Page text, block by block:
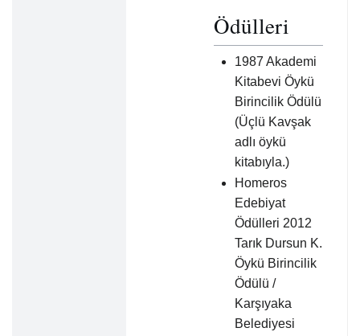
Ödülleri
1987 Akademi
Kitabevi Öykü
Birincilik Ödülü
(Üçlü Kavşak
adlı öykü
kitabıyla.)
Homeros
Edebiyat
Ödülleri 2012
Tarık Dursun K.
Öykü Birincilik
Ödülü /
Karşıyaka
Belediyesi